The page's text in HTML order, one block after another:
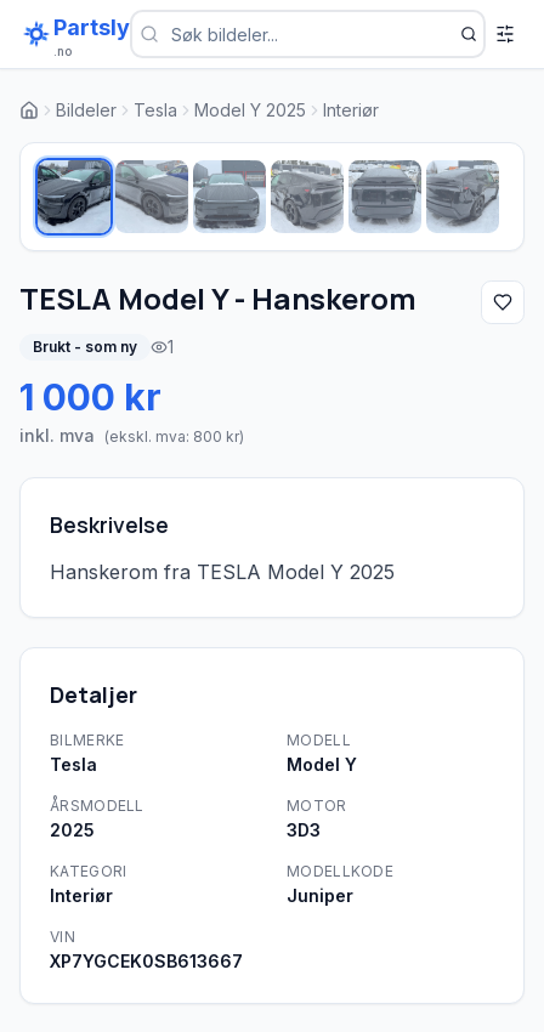
Partsly
.no
Bildeler Tesla Model Y 2025 Interiør
TESLA Model Y - Hanskerom
Brukt - som ny 1
1 000 kr
inkl. mva (ekskl. mva: 800 kr)
Beskrivelse
Hanskerom fra TESLA Model Y 2025
Detaljer
BILMERKE
Tesla
MODELL
Model Y
ÅRSMODELL
2025
MOTOR
3D3
KATEGORI
Interiør
MODELLKODE
Juniper
VIN
XP7YGCEK0SB613667